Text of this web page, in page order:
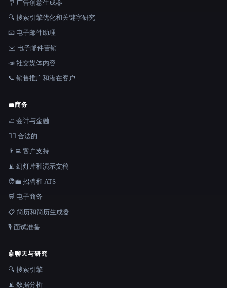
🪧 广告创意生成器
🔍 搜索引擎优化和关键字研究
📧 电子邮件助理
✉️ 电子邮件营销
📣 社交媒体内容
📞 销售推广和潜在客户
💼商务
📈 会计与金融
👩‍⚖️ 合法的
👨‍💻 客户支持
📊 幻灯片和演示文稿
🧑‍💼 招聘和 ATS
🛒 电子商务
📋 简历和简历生成器
🎙️ 面试准备
🤖聊天与研究
🔍 搜索引擎
📊 数据分析